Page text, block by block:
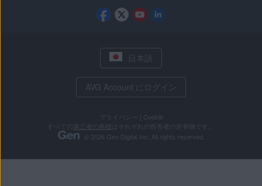
日本語
AVG Account にログイン
プライバシー
Cookie
第三者の商標
はそれぞれの所有者の所有物です。
© 2026 Gen Digital Inc. All rights reserved.